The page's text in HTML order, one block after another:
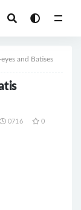
and Batises
0716 0